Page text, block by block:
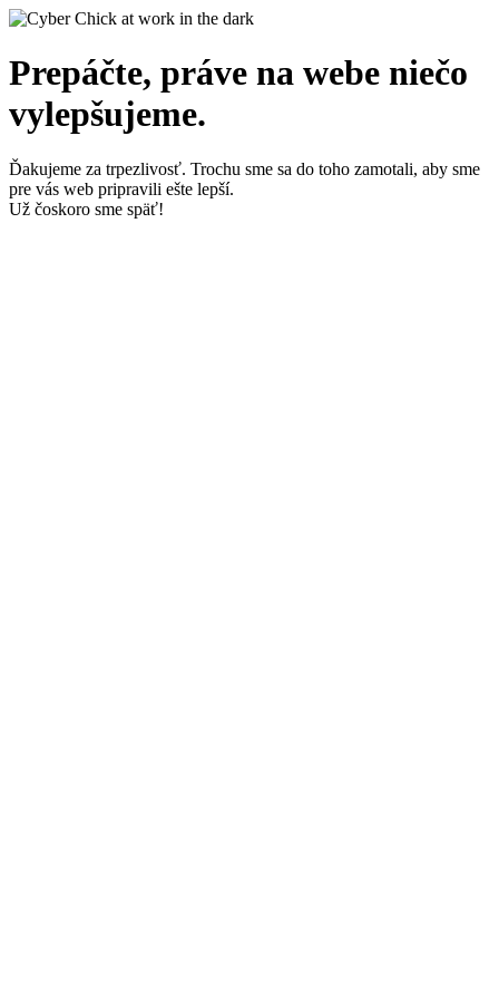
Prepáčte, práve na webe niečo
vylepšujeme.
Ďakujeme za trpezlivosť. Trochu sme sa do toho zamotali, aby sme
pre vás web pripravili ešte lepší.
Už čoskoro sme späť!